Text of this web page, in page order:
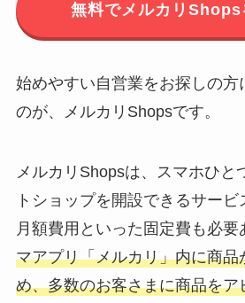
無料でメルカリShops
始めやすい自営業をお探しの方
のが、メルカリShopsです。
メルカリShopsは、スマホひと
トショップを開設できるサー
月額費用といった固定費も必要
マアプリ「メルカリ」内に商品
め、多数のお客さまに商品をア